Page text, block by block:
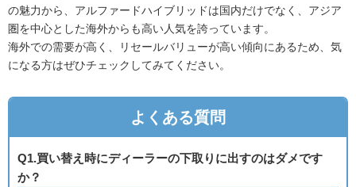
の魅力から、アルファードハイブリッドは国内だけでなく、アジア
圏を中心とした海外からも高い人気を誇っています。
海外での需要が高く、リセールバリューが高い傾向にあるため、気
になる方はぜひチェックしてみてください。
よくある質問
Q1.買い替え時にディーラーの下取りに出すのはダメです
か？